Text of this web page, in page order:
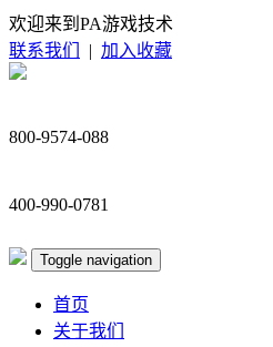
欢迎来到PA游戏技术
联系我们
| 加入收藏
800-9574-088
400-990-0781
Toggle navigation
首页
关于我们